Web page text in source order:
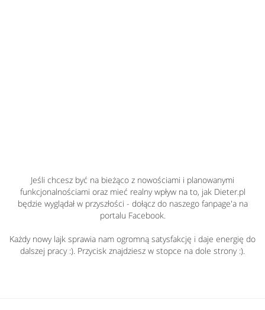
Jeśli chcesz być na bieżąco z nowościami i planowanymi
funkcjonalnościami oraz mieć realny wpływ na to, jak Dieter.pl
będzie wyglądał w przyszłości - dołącz do naszego fanpage'a na
portalu Facebook.
Każdy nowy lajk sprawia nam ogromną satysfakcję i daje energię do
dalszej pracy :). Przycisk znajdziesz w stopce na dole strony :).